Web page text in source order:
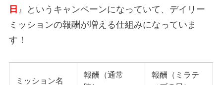
日 』というキャンペーンになっていて、デイリー
ミッションの報酬が増える仕組みになっていま
す！
ミッション名
報酬（通常
報酬（ミラテ